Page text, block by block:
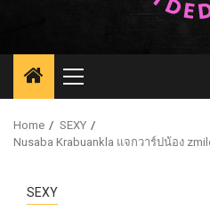
Primary
Menu
Home
SEXY
Nusaba Krabuankla แจกวาร์ปน้อง
SEXY